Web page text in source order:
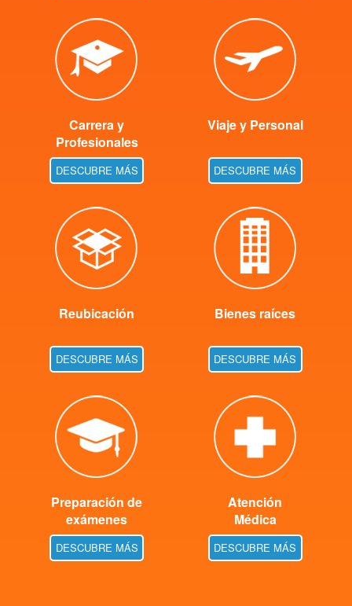
Carrera y
Profesionales
DESCUBRE MÁS
Viaje y Personal
DESCUBRE MÁS
Reubicación
DESCUBRE MÁS
Bienes raíces
DESCUBRE MÁS
Preparación de
exámenes
DESCUBRE MÁS
Atención
Médica
DESCUBRE MÁS